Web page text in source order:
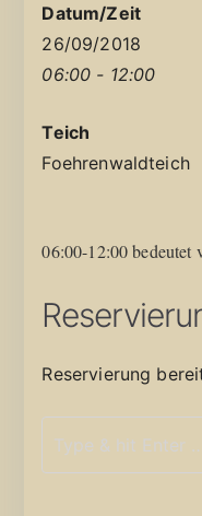
Datum/Zeit
26/09/2018
06:00 - 12:00
Teich
Foehrenwaldteich
06:00-12:00 bedeutet
Reservierung